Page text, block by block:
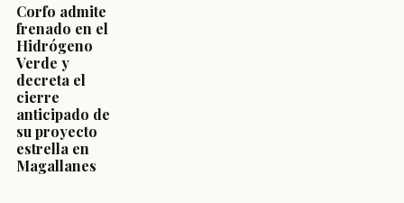
Corfo admite
frenado en el
Hidrógeno
Verde y
decreta el
cierre
anticipado de
su proyecto
estrella en
Magallanes